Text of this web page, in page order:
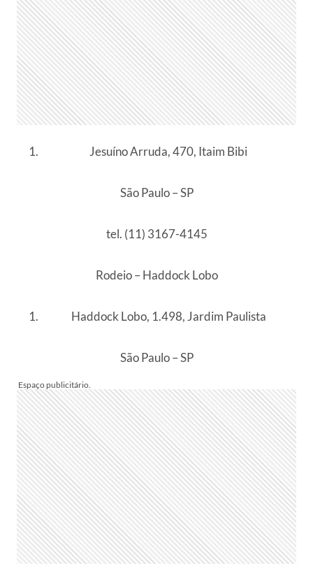
Jesuíno Arruda, 470, Itaim Bibi
São Paulo – SP
tel. (11) 3167-4145
Rodeio – Haddock Lobo
Haddock Lobo, 1.498, Jardim Paulista
São Paulo – SP